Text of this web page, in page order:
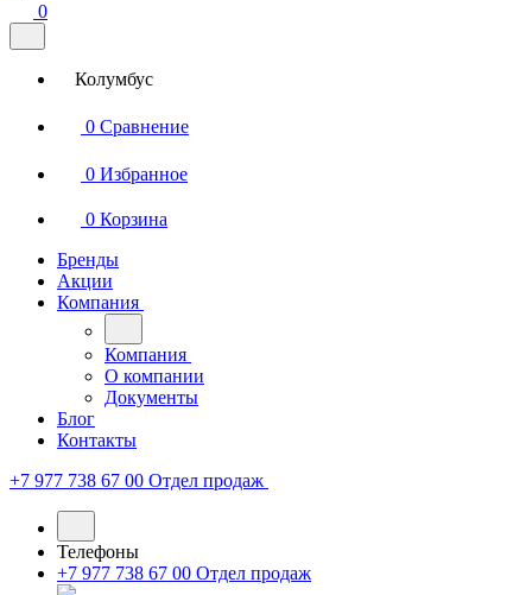
0
Колумбус
0 Сравнение
0 Избранное
0 Корзина
Бренды
Акции
Компания
Компания
О компании
Документы
Блог
Контакты
+7 977 738 67 00 Отдел продаж
Телефоны
+7 977 738 67 00 Отдел продаж